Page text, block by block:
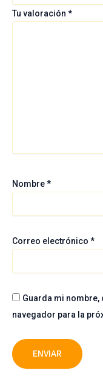
Tu valoración *
Nombre*
Correo electrónico *
Guarda mi
navegador para la